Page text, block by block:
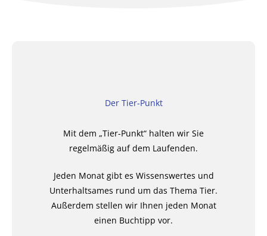
Der Tier-Punkt
Mit dem „Tier-Punkt“ halten wir Sie
regelmäßig auf dem Laufenden.
Jeden Monat gibt es Wissenswertes und
Unterhaltsames rund um das Thema Tier.
Außerdem stellen wir Ihnen jeden Monat
einen Buchtipp vor.